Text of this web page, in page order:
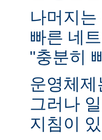
나머지
빠른 네
"충분히
운영체
그러나
지침이